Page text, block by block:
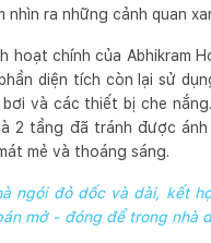
nhìn ra những cảnh quan
hoạt chính của Abhikram
diện tích còn lại sử
và các thiết bị che
2 tầng đã tránh được ánh
mẻ và thoáng sáng.
ngói đỏ dốc và dài, kết
mở - đóng để trong nhà